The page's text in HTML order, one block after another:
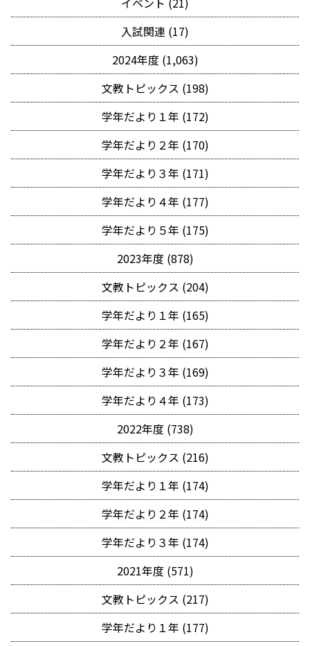
入試関連 (17)
2024年度 (1,063)
文教トピックス (198)
学年だより１年 (172)
学年だより２年 (170)
学年だより３年 (171)
学年だより４年 (177)
学年だより５年 (175)
2023年度 (878)
文教トピックス (204)
学年だより１年 (165)
学年だより２年 (167)
学年だより３年 (169)
学年だより４年 (173)
2022年度 (738)
文教トピックス (216)
学年だより１年 (174)
学年だより２年 (174)
学年だより３年 (174)
2021年度 (571)
文教トピックス (217)
学年だより１年 (177)